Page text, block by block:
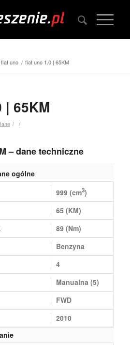
fiat uno / fiat uno 1.0 | 65KM
65KM
/ /
– dane techniczne
ogólne
999 (cm3)
65 (KM)
89 (Nm)
Benzyna
4
Manualna (5)
FWD
2010